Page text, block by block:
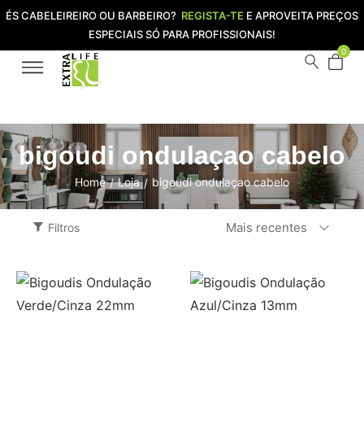
ÉS CABELEIREIRO OU BARBEIRO? REGISTA-TE E APROVEITA PREÇOS
ESPECIAIS SÓ PARA PROFISSIONAIS!
0
bigoudi ondulaçao cabelo
Home / Loja / bigoudi ondulaçao cabelo
Filtros Mais recentes